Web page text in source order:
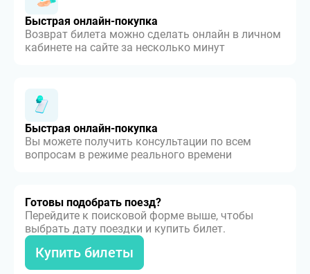
Быстрая онлайн-покупка
Возврат билета можно сделать онлайн в личном
кабинете на сайте за несколько минут
Быстрая онлайн-покупка
Вы можете получить консультации по всем
вопросам в режиме реального времени
Готовы подобрать поезд?
Перейдите к поисковой форме выше, чтобы
выбрать дату поездки и купить билет.
Купить билеты